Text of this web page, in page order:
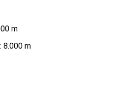
m
8.000 m